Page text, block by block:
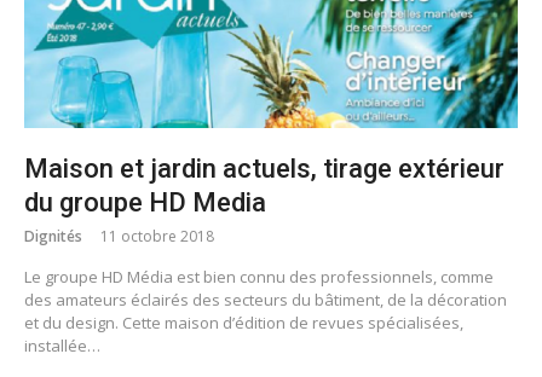
Maison et jardin actuels, tirage extérieur
du groupe HD Media
Dignités 11 octobre 2018
Le groupe HD Média est bien connu des professionnels, comme
des amateurs éclairés des secteurs du bâtiment, de la décoration
et du design. Cette maison d’édition de revues spécialisées,
installée…